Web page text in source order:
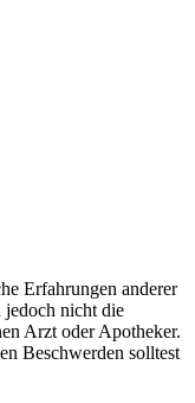
Erfahrungen anderer
jedoch nicht die
Arzt oder Apotheker.
Beschwerden solltest